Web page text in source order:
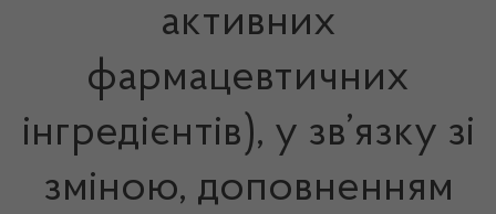
активних
фармацевтичних
інгредієнтів), у зв’язку зі
зміною, доповненням